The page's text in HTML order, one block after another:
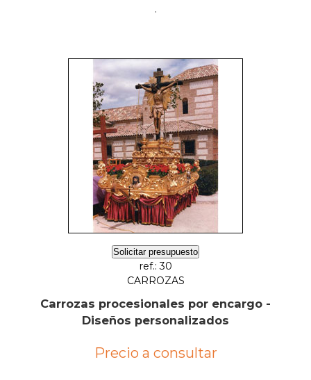
.
Solicitar presupuesto
ref.: 30
CARROZAS
Carrozas procesionales por encargo -
Diseños personalizados
Precio a consultar